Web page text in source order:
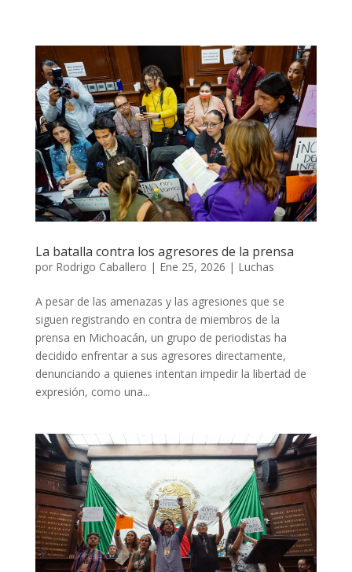
La batalla contra los agresores de la prensa
por Rodrigo Caballero | Ene 25, 2026 | Luchas
A pesar de las amenazas y las agresiones que se
siguen registrando en contra de miembros de la
prensa en Michoacán, un grupo de periodistas ha
decidido enfrentar a sus agresores directamente,
denunciando a quienes intentan impedir la libertad de
expresión, como una...